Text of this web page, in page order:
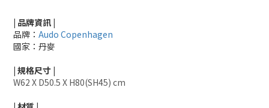
| 品牌資訊 |
品牌： Audo Copenhagen
國家：丹麥
| 規格尺寸 |
W62 X D50.5 X H80(SH45) cm